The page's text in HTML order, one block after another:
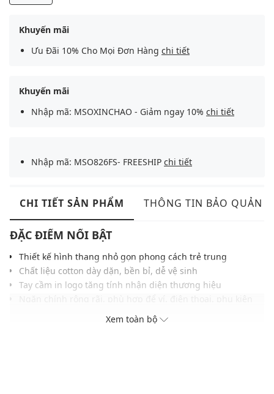
Khuyến mãi
Ưu Đãi 10% Cho Mọi Đơn Hàng chi tiết
Khuyến mãi
Nhập mã: MSOXINCHAO - Giảm ngay 10% chi tiết
Nhập mã: MSO826FS- FREESHIP chi tiết
CHI TIẾT SẢN PHẨM THÔNG TIN BẢO QUẢN
ĐẶC ĐIỂM NỔI BẬT
Thiết kế hình thang nhỏ gọn phong cách trẻ trung
Chất liệu cotton dày dặn, bền bỉ, dễ vệ sinh
Tay cầm in logo tăng tính nhận diện thương hiệu
Đi kèm dây đeo dài tháo rời tiện lợi
Xem toàn bộ